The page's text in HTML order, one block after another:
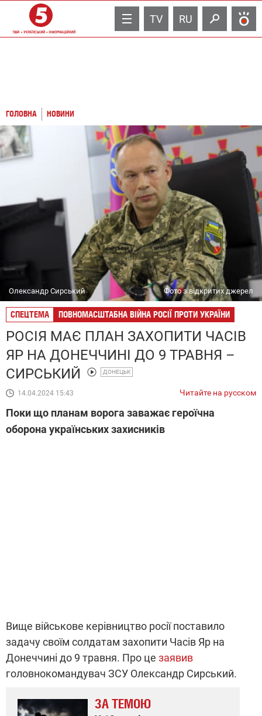
TV RU
ГОЛОВНА НОВИНИ
Олександр Сирський Фото з відкритих джерел
СПЕЦТЕМА ПОВНОМАСШТАБНА ВІЙНА РОСІЇ ПРОТИ УКРАЇНИ
РОСІЯ МАЄ ПЛАН ЗАХОПИТИ ЧАСІВ
ЯР НА ДОНЕЧЧИНІ ДО 9 ТРАВНЯ –
СИРСЬКИЙ
ДОНЕЦЬК
14.04.2024 15:43 Читайте на русском
Поки що планам ворога заважає героїчна
оборона українських захисників
Вище військове керівництво росії поставило
задачу своїм солдатам захопити Часів Яр на
Донеччині до 9 травня. Про це заявив
головнокомандувач ЗСУ Олександр Сирський.
ЗА ТЕМОЮ